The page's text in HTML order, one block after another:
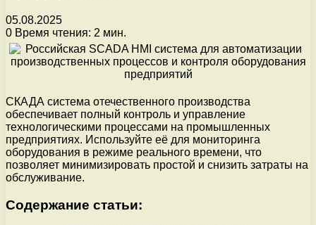
05.08.2025
0 Время чтения: 2 мин.
СКАДА система отечественного производства
обеспечивает полный контроль и управление
технологическими процессами на промышленных
предприятиях. Используйте её для мониторинга
оборудования в режиме реального времени, что
позволяет минимизировать простой и снизить затраты на
обслуживание.
Содержание статьи: